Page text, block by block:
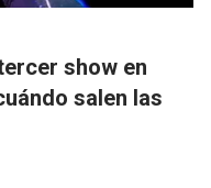
show en
salen las